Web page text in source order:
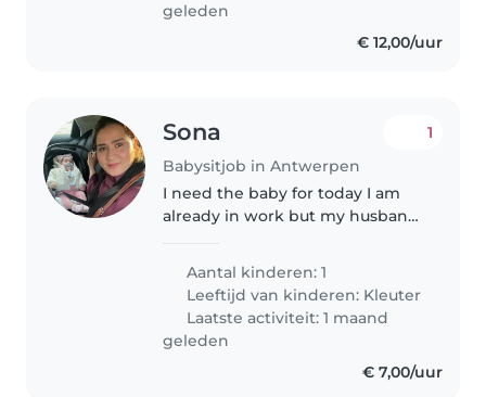
geleden
€ 12,00/uur
Sona
Babysitjob in Antwerpen
1
I need the baby for today I am
already in work but my husband
need from 15:00 till 18:00 .
Aantal kinderen: 1
Leeftijd van kinderen: Kleuter
Laatste activiteit: 1 maand
geleden
€ 7,00/uur